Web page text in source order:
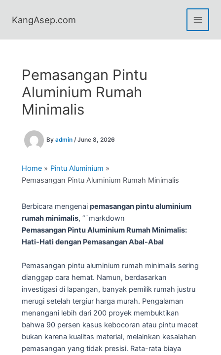
KangAsep.com
Pemasangan Pintu
Aluminium Rumah
Minimalis
By admin /June 8, 2026
Home
Pintu Aluminium
Pemasangan Pintu Aluminium Rumah Minimalis
Berbicara mengenai pemasangan pintu aluminium
rumah minimalis, “`markdown
Pemasangan Pintu Aluminium Rumah Minimalis:
Hati-Hati dengan Pemasangan Abal-Abal
Pemasangan pintu aluminium rumah minimalis sering
dianggap cara hemat. Namun, berdasarkan
investigasi di lapangan, banyak pemilik rumah justru
merugi setelah tergiur harga murah. Pengalaman
menangani lebih dari 200 proyek membuktikan
bahwa 90 persen kasus kebocoran atau pintu macet
bukan karena kualitas material, melainkan kesalahan
pemasangan yang tidak presisi. Rata-rata biaya